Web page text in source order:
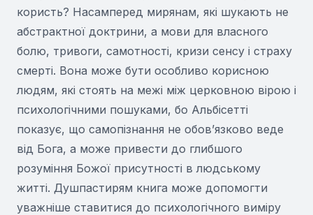
користь? Насамперед мирянам, які шукають не
абстрактної доктрини, а мови для власного
болю, тривоги, самотності, кризи сенсу і страху
смерті. Вона може бути особливо корисною
людям, які стоять на межі між церковною вірою і
психологічними пошуками, бо Альбісетті
показує, що самопізнання не обов’язково веде
від Бога, а може привести до глибшого
розуміння Божої присутності в людському
житті. Душпастирям книга може допомогти
уважніше ставитися до психологічного виміру